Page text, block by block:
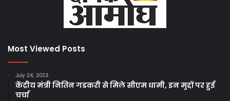
Most Viewed Posts
July 24, 2023
केंद्रीय मंत्री नितिन गडकरी से मिले सीएम धामी, इन मुद्दों पर हुई
चर्चा